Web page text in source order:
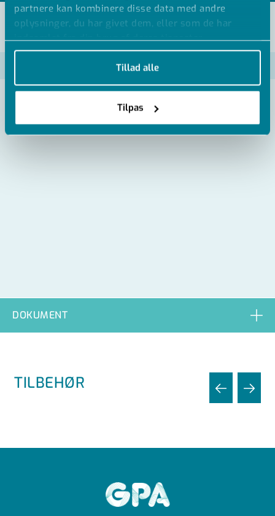
partnere kan kombinere disse data med andre
oplysninger, du har givet dem, eller som de har
indsamlet fra din brug af deres tjenester.
Tillad alle
Tilpas
CMUFV-V-R015
DOKUMENT
TILBEHØR